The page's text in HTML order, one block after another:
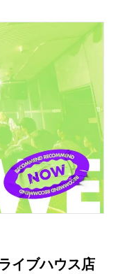
イブハウス店